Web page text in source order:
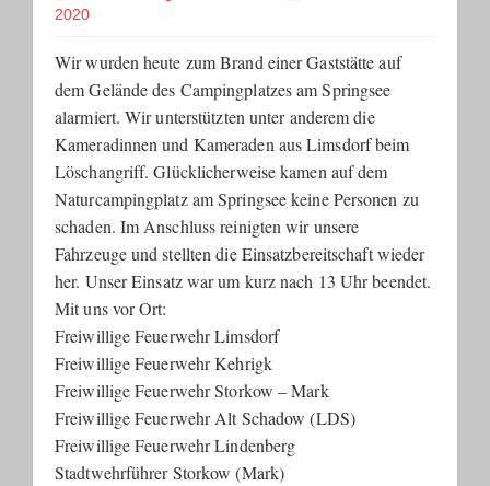
2020
Wir wurden heute zum Brand einer Gaststätte auf
dem Gelände des Campingplatzes am Springsee
alarmiert. Wir unterstützten unter anderem die
Kameradinnen und Kameraden aus Limsdorf beim
Löschangriff. Glücklicherweise kamen auf dem
Naturcampingplatz am Springsee keine Personen zu
schaden. Im Anschluss reinigten wir unsere
Fahrzeuge und stellten die Einsatzbereitschaft wieder
her. Unser Einsatz war um kurz nach 13 Uhr beendet.
Mit uns vor Ort:
Freiwillige Feuerwehr Limsdorf
Freiwillige Feuerwehr Kehrigk
Freiwillige Feuerwehr Storkow – Mark
Freiwillige Feuerwehr Alt Schadow (LDS)
Freiwillige Feuerwehr Lindenberg
Stadtwehrführer Storkow (Mark)